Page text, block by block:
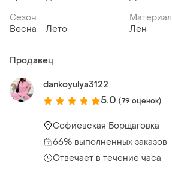
Сезон
Весна
Лето
Материал
Лен
Продавец
dankoyulya3122
5.0 (79 оценок)
Софиевская Борщаговка
66% выполненных заказов
Отвечает в течение часа